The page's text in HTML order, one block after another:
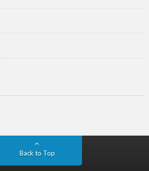
Back to Top